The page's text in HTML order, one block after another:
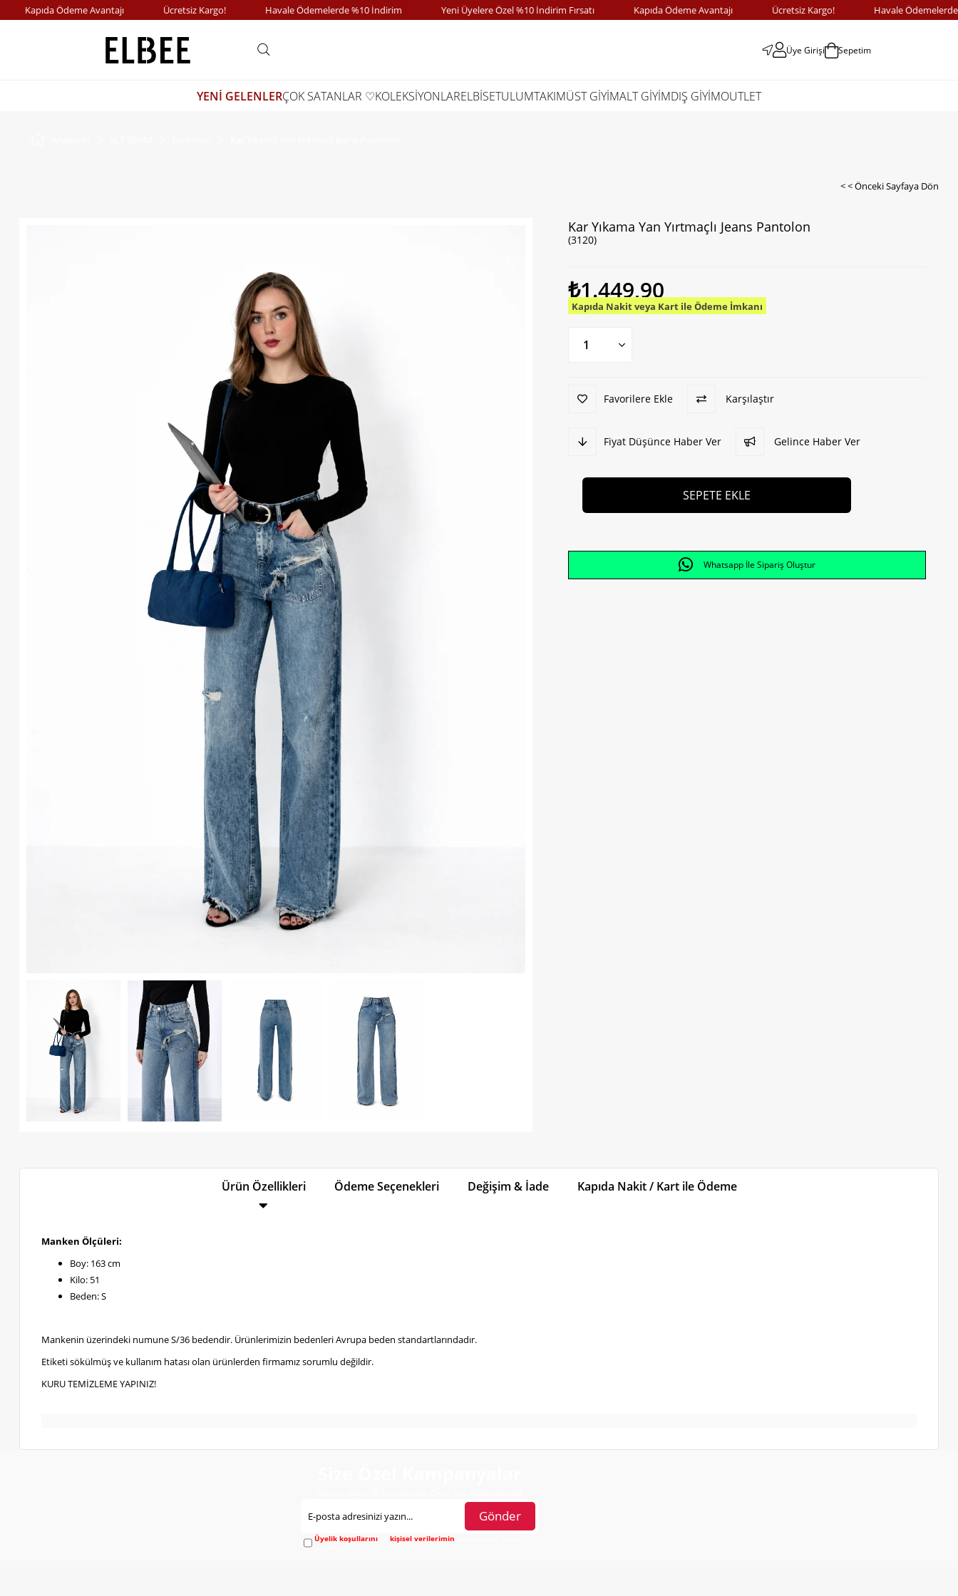
Kapıda Ödeme Avantajı Ücretsiz Kargo! Havale Ödemelerde %10 İndirim Yeni Üyelere Özel %10 İndirim Fırsatı Kapıda Ödeme Avantajı Ücretsiz Kargo! Havale Ödemelerde
Üye Girişi Sepetim
YENİ GELENLERÇOK SATANLAR ♡KOLEKSİYONLARELBİSETULUMTAKIMÜST GİYİMALT GİYİMDIŞ GİYİMOUTLET
< < Önceki Sayfaya Dön
Kar Yıkama Yan Yırtmaçlı Jeans Pantolon
(3120)
₺1.449,90
Kapıda Nakit veya Kart ile Ödeme İmkanı
Favorilere Ekle Karşılaştır
Fiyat Düşünce Haber Ver Gelince Haber Ver
Whatsapp İle Sipariş Oluştur
Ürün Özellikleri Ödeme Seçenekleri Değişim & İade Kapıda Nakit / Kart ile Ödeme
Manken Ölçüleri:
Boy: 163 cm
Kilo: 51
Beden: S
Mankenin üzerindeki numune S/36 bedendir. Ürünlerimizin bedenleri Avrupa beden standartlarındadır.
Etiketi sökülmüş ve kullanım hatası olan ürünlerden firmamız sorumlu değildir.
KURU TEMİZLEME YAPINIZ!
Gönder
Üyelik koşullarını vekişisel verilerimin